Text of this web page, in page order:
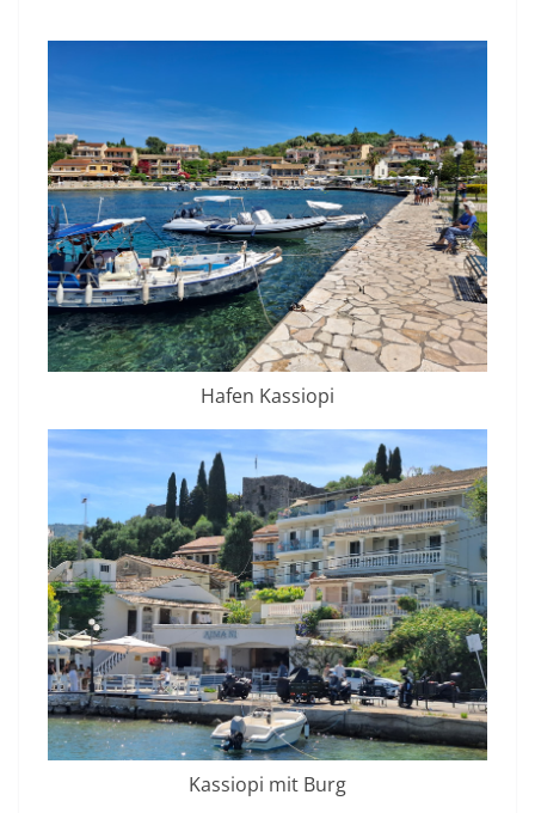
Hafen Kassiopi
Kassiopi mit Burg